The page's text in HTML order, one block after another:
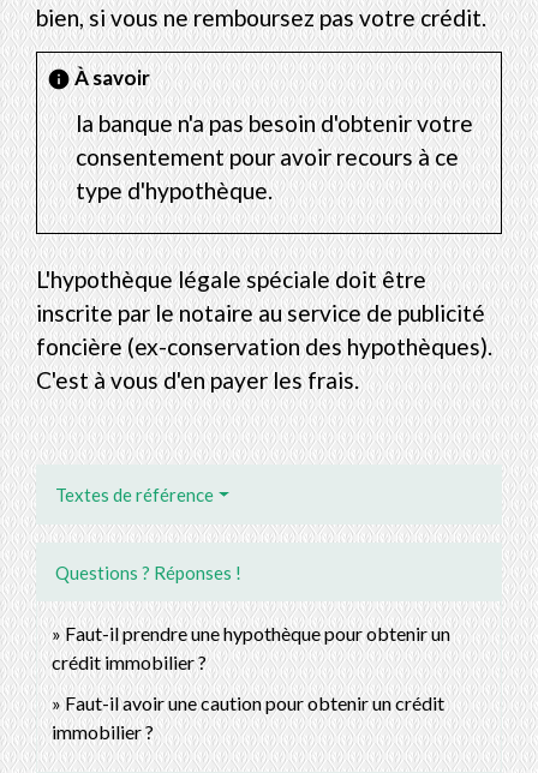
bien, si vous ne remboursez pas votre crédit.
infoÀ savoir
la banque n'a pas besoin d'obtenir votre
consentement pour avoir recours à ce
type d'hypothèque.
L'hypothèque légale spéciale doit être
inscrite par le notaire au service de publicité
foncière (ex-conservation des hypothèques).
C'est à vous d'en payer les frais.
Textes de référence
Questions ? Réponses !
Faut-il prendre une hypothèque pour obtenir un
crédit immobilier ?
Faut-il avoir une caution pour obtenir un crédit
immobilier ?